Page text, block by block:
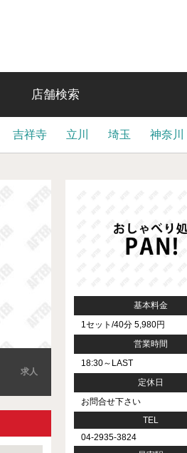
店舗検索
吉祥寺 立川 埼玉 神奈川
求人
基本料金
1セット/40分 5,980円
営業時間
18:30～LAST
定休日
お問合せ下さい
TEL
04-2935-3824